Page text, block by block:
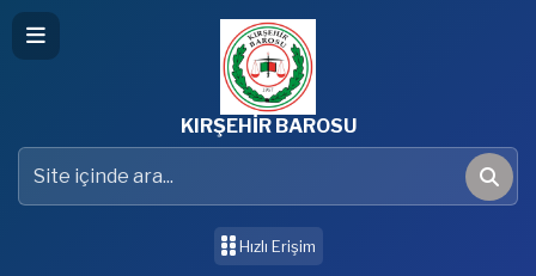
KIRŞEHİR BAROSU
Site içinde ara
Ara
Hızlı Erişim